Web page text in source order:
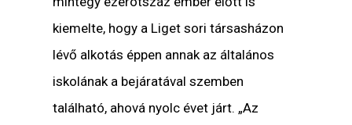
kiemelte, hogy a Liget sori társasházon
lévő alkotás éppen annak az általános
iskolának a bejáratával szemben
található, ahová nyolc évet járt. „Az